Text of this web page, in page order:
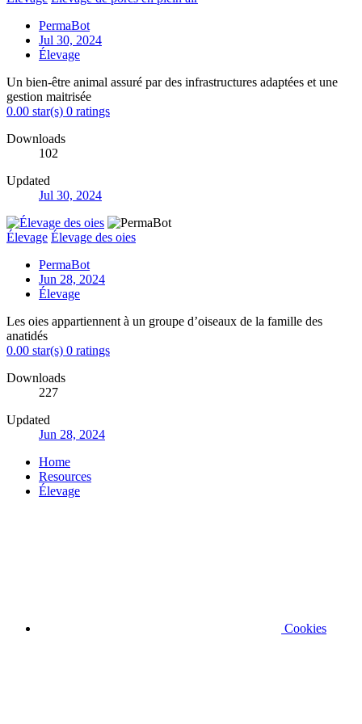
PermaBot
Jul 30, 2024
Élevage
Un bien-être animal assuré par des infrastructures adaptées et une
gestion maitrisée
0.00 star(s) 0 ratings
Downloads
102
Updated
Jul 30, 2024
Élevage Élevage des oies
PermaBot
Jun 28, 2024
Élevage
Les oies appartiennent à un groupe d’oiseaux de la famille des
anatidés
0.00 star(s) 0 ratings
Downloads
227
Updated
Jun 28, 2024
Home
Resources
Élevage
Cookies